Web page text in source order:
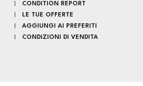
CONDITION REPORT
LE TUE OFFERTE
AGGIUNGI AI PREFERITI
CONDIZIONI DI VENDITA